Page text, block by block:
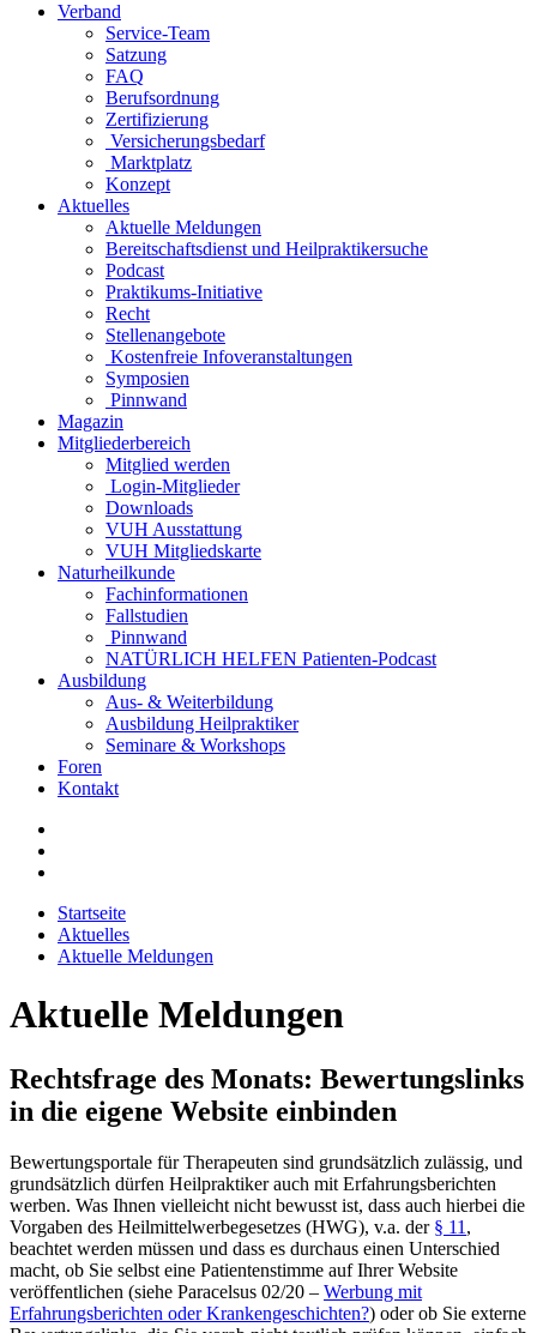
Verband
Service-Team
Satzung
FAQ
Berufsordnung
Zertifizierung
Versicherungsbedarf
Marktplatz
Konzept
Aktuelles
Aktuelle Meldungen
Bereitschaftsdienst und Heilpraktikersuche
Podcast
Praktikums-Initiative
Recht
Stellenangebote
Kostenfreie Infoveranstaltungen
Symposien
Pinnwand
Magazin
Mitgliederbereich
Mitglied werden
Login-Mitglieder
Downloads
VUH Ausstattung
VUH Mitgliedskarte
Naturheilkunde
Fachinformationen
Fallstudien
Pinnwand
NATÜRLICH HELFEN Patienten-Podcast
Ausbildung
Aus- & Weiterbildung
Ausbildung Heilpraktiker
Seminare & Workshops
Foren
Kontakt
Startseite
Aktuelles
Aktuelle Meldungen
Aktuelle Meldungen
Rechtsfrage des Monats: Bewertungslinks
in die eigene Website einbinden
Bewertungsportale für Therapeuten sind grundsätzlich zulässig, und
grundsätzlich dürfen Heilpraktiker auch mit Erfahrungsberichten
werben. Was Ihnen vielleicht nicht bewusst ist, dass auch hierbei die
Vorgaben des Heilmittelwerbegesetzes (HWG), v.a. der § 11 ,
beachtet werden müssen und dass es durchaus einen Unterschied
macht, ob Sie selbst eine Patientenstimme auf Ihrer Website
veröffentlichen (siehe Paracelsus 02/20 – Werbung mit
Erfahrungsberichten oder Krankengeschichten?) oder ob Sie externe